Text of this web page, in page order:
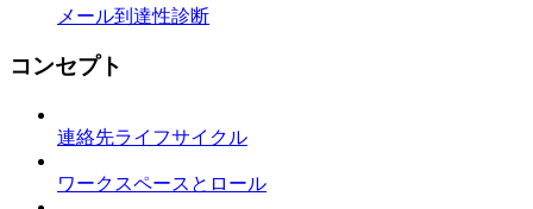
メール到達性診断
コンセプト
連絡先ライフサイクル
ワークスペースとロール